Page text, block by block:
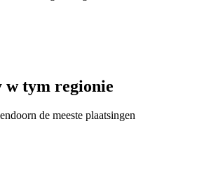
w tym regionie
de meeste plaatsingen